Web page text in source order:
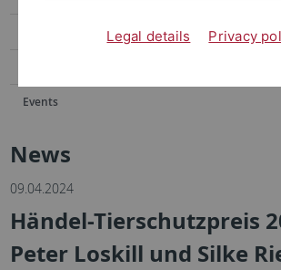
Events
News
09.04.2024
Händel-Tierschutzpreis
Peter Loskill und Silke
Legal details Privacy